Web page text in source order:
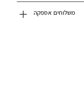
משלוחים אספקה